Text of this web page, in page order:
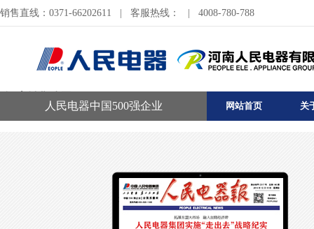
销售直线：0371-66202611 客服热线： 4008-780-788
人民电器中国500强企业 网站首页 关